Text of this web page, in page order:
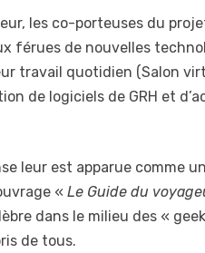
les co-porteuses du
férues de nouvelles
travail quotidien (Salon
de logiciels de GRH et
leur est apparue comme
« Le Guide du
dans le milieu des «
de tous.